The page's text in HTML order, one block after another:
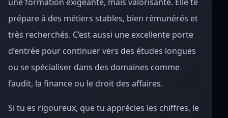
prépare à des métiers stables, bien rémunérés et
très recherchés. C’est aussi une excellente porte
d’entrée pour continuer vers des études longues
ou se spécialiser dans des domaines comme
l’audit, la finance ou le droit des affaires.
Si tu es rigoureux, que tu apprécies les chiffres, le